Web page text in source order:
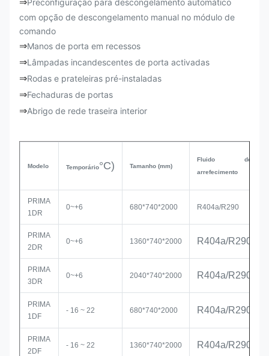
⇒Preconfiguração para descongelamento automático
com opção de descongelamento manual no módulo de
comando
⇒Manos de porta em recessos
⇒Lâmpadas incandescentes de porta activadas
⇒Rodas e prateleiras pré-instaladas
⇒Fechaduras de portas
⇒Abrigo de rede traseira interior
Modelo Temporário°C) Tamanho (mm)
Fluido de
arrefecimento
PRIMA
1DR
0~+6 680*740*2000 R404a/R290
PRIMA
2DR
0~+6 1360*740*2000 R404a/R290
PRIMA
3DR
0~+6 2040*740*2000 R404a/R290
PRIMA
1DF
- 16 ~ 22 680*740*2000 R404a/R290
PRIMA
2DF
- 16 ~ 22 1360*740*2000 R404a/R290